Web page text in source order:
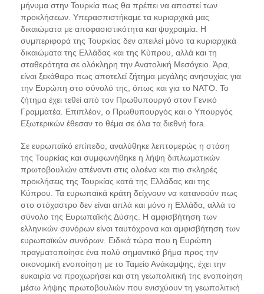
μήνυμα στην Τουρκία πως θα πρέπει να αποστεί των
προκλήσεων. Υπερασπιστήκαμε τα κυριαρχικά μας
δικαιώματα με αποφασιστικότητα και ψυχραιμία. Η
συμπεριφορά της Τουρκίας δεν απειλεί μόνο τα κυριαρχικά
δικαιώματα της Ελλάδας και της Κύπρου, αλλά και τη
σταθερότητα σε ολόκληρη την Ανατολική Μεσόγειο. Άρα,
είναι ξεκάθαρο πως αποτελεί ζήτημα μεγάλης ανησυχίας για
την Ευρώπη στο σύνολό της, όπως και για το ΝΑΤΟ. Το
ζήτημα έχει τεθεί από τον Πρωθυπουργό στον Γενικό
Γραμματέα. Επιπλέον, ο Πρωθυπουργός και ο Υπουργός
Εξωτερικών έθεσαν το θέμα σε όλα τα διεθνή fora.
Σε ευρωπαϊκό επίπεδο, αναλύθηκε λεπτομερώς η στάση
της Τουρκίας και συμφωνήθηκε η λήψη διπλωματικών
πρωτοβουλιών απέναντι στις ολοένα και πιο σκληρές
προκλήσεις της Τουρκίας κατά της Ελλάδας και της
Κύπρου. Τα ευρωπαϊκά κράτη δείχνουν να κατανοούν πως
στο στόχαστρο δεν είναι απλά και μόνο η Ελλάδα, αλλά το
σύνολο της Ευρωπαϊκής Δύσης. Η αμφισβήτηση των
ελληνικών συνόρων είναι ταυτόχρονα και αμφισβήτηση των
ευρωπαϊκών συνόρων. Ειδικά τώρα που η Ευρώπη
πραγματοποίησε ένα πολύ σημαντικό βήμα προς την
οικονομική ενοποίηση με το Ταμείο Ανάκαμψης, έχει την
ευκαιρία να προχωρήσει και στη γεωπολιτική της ενοποίηση
μέσω λήψης πρωτοβουλιών που ενισχύουν τη γεωπολιτική